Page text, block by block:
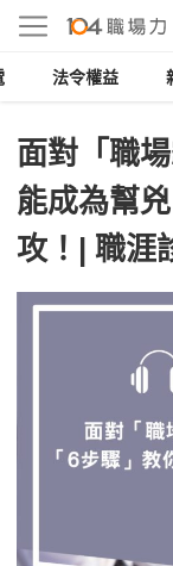
法令權益
面對「職
能成為幫
攻！| 職涯